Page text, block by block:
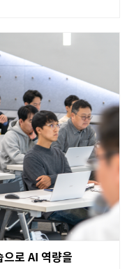
로 AI 역량을